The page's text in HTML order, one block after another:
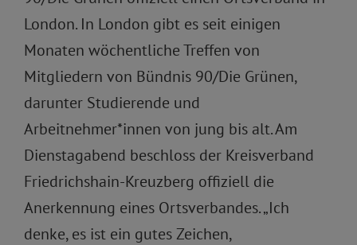
London. In London gibt es seit einigen
Monaten wöchentliche Treffen von
Mitgliedern von Bündnis 90/Die Grünen,
darunter Studierende und
Arbeitnehmer*innen von jung bis alt. Am
Dienstagabend beschloss der Kreisverband
Friedrichshain-Kreuzberg offiziell die
Anerkennung eines Ortsverbandes. „Ich
denke, es ist ein gutes Zeichen,